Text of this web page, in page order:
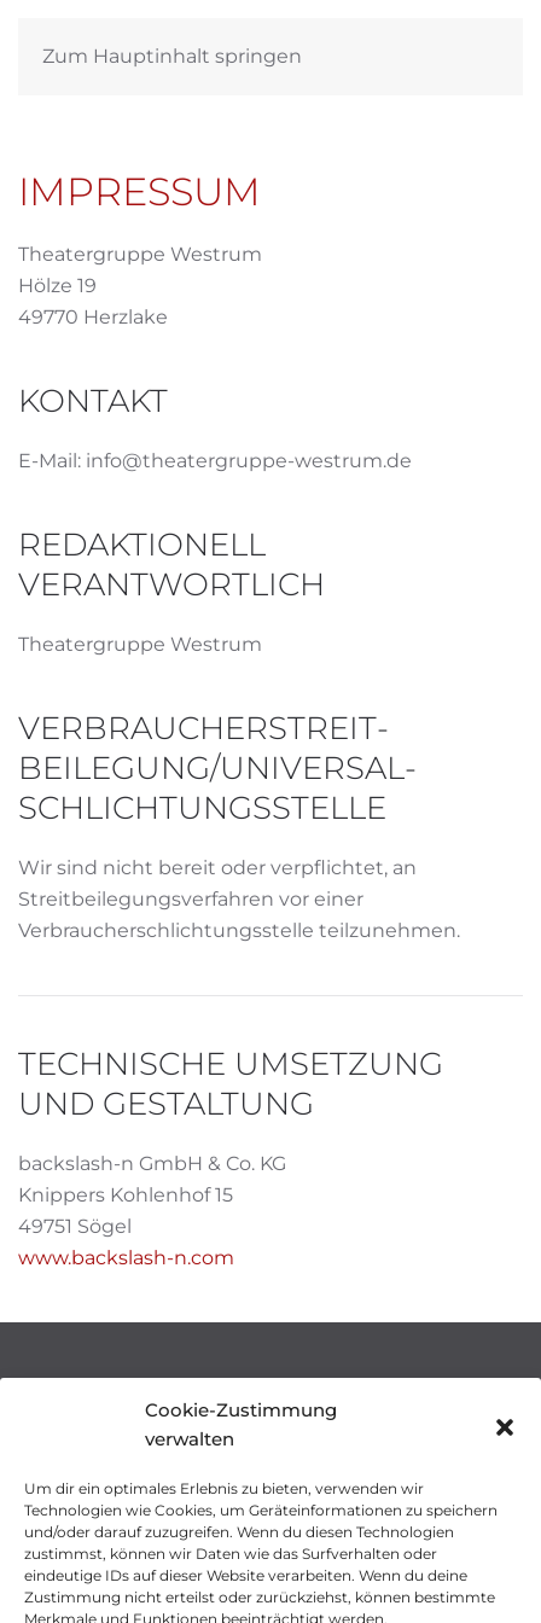
Cookie-Zustimmung
verwalten
Um dir ein optimales Erlebnis zu bieten, verwenden wir
Technologien wie Cookies, um Geräteinformationen zu speichern
und/oder darauf zuzugreifen. Wenn du diesen Technologien
zustimmst, können wir Daten wie das Surfverhalten oder
eindeutige IDs auf dieser Website verarbeiten. Wenn du deine
Zustimmung nicht erteilst oder zurückziehst, können bestimmte
Merkmale und Funktionen beeinträchtigt werden.
Zum Hauptinhalt springen
IMPRESSUM
Theatergruppe Westrum
Hölze 19
49770 Herzlake
KONTAKT
E-Mail: info@theatergruppe-westrum.de
REDAKTIONELL
VERANTWORTLICH
Theatergruppe Westrum
VERBRAUCHER­STREIT­
BEILEGUNG/UNIVERSAL­
SCHLICHTUNGS­STELLE
Wir sind nicht bereit oder verpflichtet, an
Streitbeilegungsverfahren vor einer
Verbraucherschlichtungsstelle teilzunehmen.
TECHNISCHE UMSETZUNG
UND GESTALTUNG
backslash-n GmbH & Co. KG
Knippers Kohlenhof 15
49751 Sögel
www.backslash-n.com
Theatergruppe Westrum
Hölze 19
49770 Herzlake
E-Mail:info@theatergruppe-westrum.de